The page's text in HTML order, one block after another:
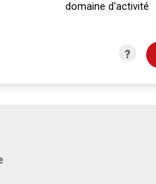
domaine d'activité
?